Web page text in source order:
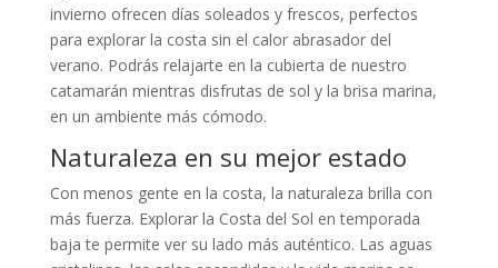
invierno ofrecen días soleados y frescos, perfectos
para explorar la costa sin el calor abrasador del
verano. Podrás relajarte en la cubierta de nuestro
catamarán mientras disfrutas de sol y la brisa marina,
en un ambiente más cómodo.
Naturaleza en su mejor estado
Con menos gente en la costa, la naturaleza brilla con
más fuerza. Explorar la Costa del Sol en temporada
baja te permite ver su lado más auténtico. Las aguas